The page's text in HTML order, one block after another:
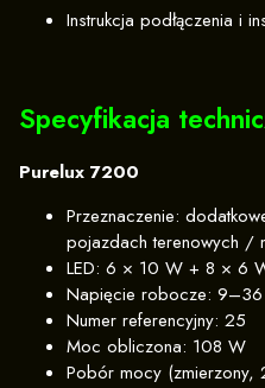
Instrukcja podłączenia i
Specyfikacja
Purelux 7200
Przeznaczenie:
pojazdach terenowych /
LED: 6 × 10 W + 8 × 6
Napięcie robocze: 9–36
Numer referencyjny: 25
Moc obliczona: 108 W
Pobór mocy (zmierzony,